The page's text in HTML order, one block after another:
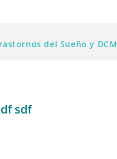
del Sueño y DCM
sdf